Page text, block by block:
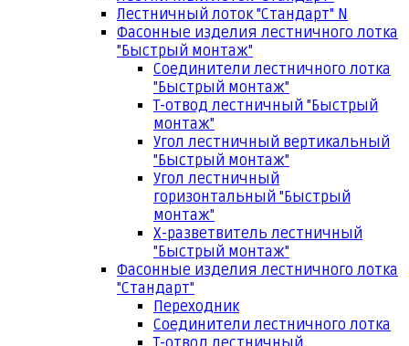
Лестничный лоток "Стандарт" N
Фасонные изделия лестничного лотка
"Быстрый монтаж"
Соединители лестничного лотка
"Быстрый монтаж"
Т-отвод лестничный "Быстрый
монтаж"
Угол лестничный вертикальный
"Быстрый монтаж"
Угол лестничный
горизонтальный "Быстрый
монтаж"
Х-разветвитель лестничный
"Быстрый монтаж"
Фасонные изделия лестничного лотка
"Стандарт"
Переходник
Соединители лестничного лотка